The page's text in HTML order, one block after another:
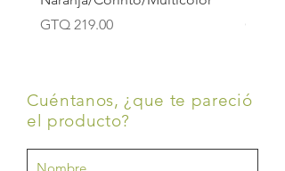
Price
GTQ 219.00
Price
GTQ
Cuéntanos, ¿que te pareció
el producto?